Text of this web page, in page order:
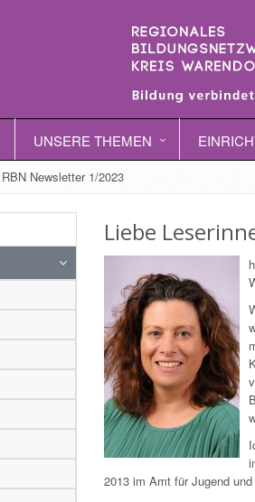
UNSERE THEMEN
RBN Newsletter 1/2023
Liebe
2013 im Amt für Jugend